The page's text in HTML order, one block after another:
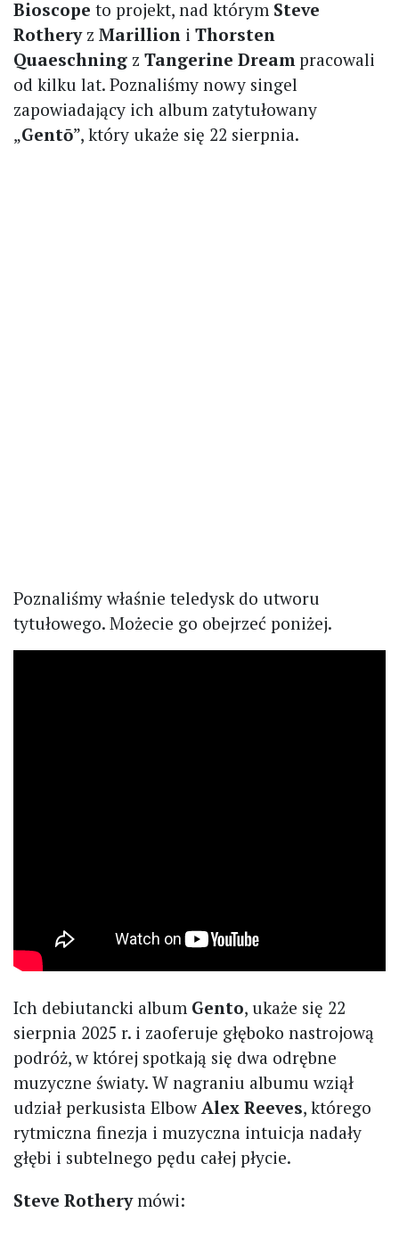
Bioscope to projekt, nad którym Steve
Rothery z Marillion i Thorsten
Quaeschning z Tangerine Dreampracowali
od kilku lat. Poznaliśmy nowy singel
zapowiadający ich album zatytułowany
„Gentō”, który ukaże się 22 sierpnia.
Poznaliśmy właśnie teledysk do utworu
tytułowego. Możecie go obejrzeć poniżej.
Ich debiutancki album Gento, ukaże się 22
sierpnia 2025 r. i zaoferuje głęboko nastrojową
podróż, w której spotkają się dwa odrębne
muzyczne światy. W nagraniu albumu wziął
udział perkusista Elbow Alex Reeves, którego
rytmiczna finezja i muzyczna intuicja nadały
głębi i subtelnego pędu całej płycie.
Steve Rotherymówi: